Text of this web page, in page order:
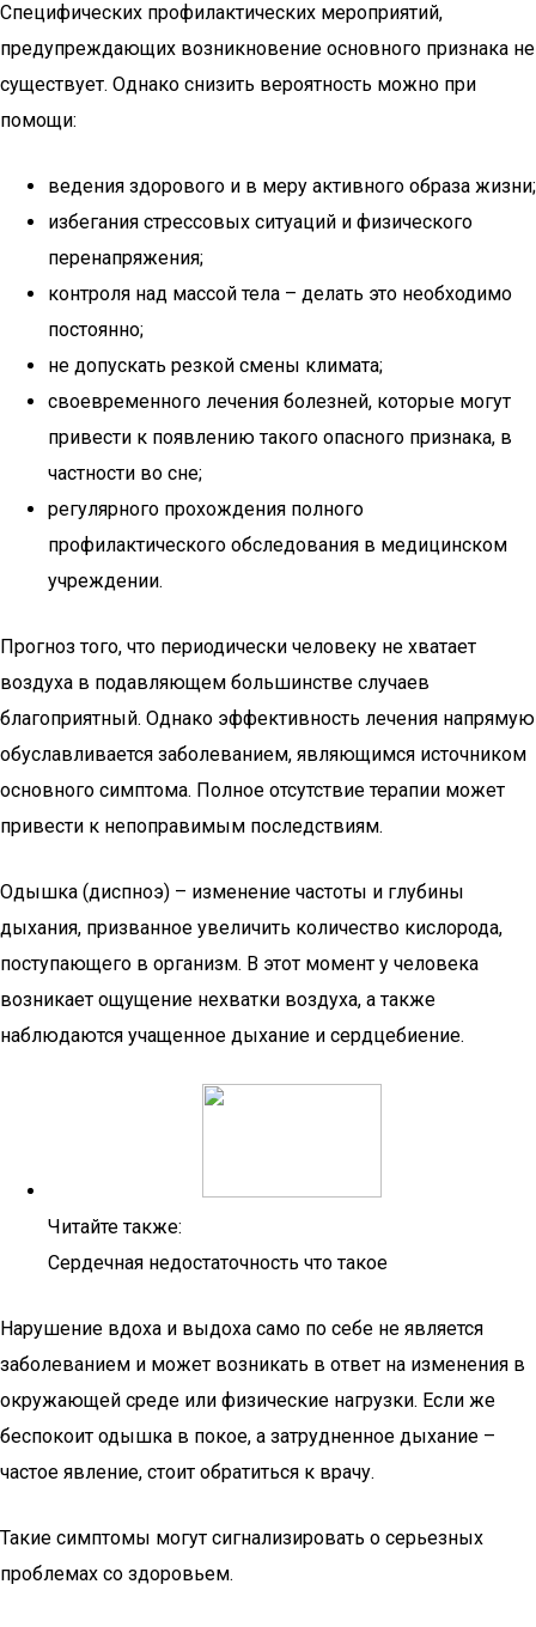
Специфических профилактических мероприятий,
предупреждающих возникновение основного признака не
существует. Однако снизить вероятность можно при
помощи:
ведения здорового и в меру активного образа жизни;
избегания стрессовых ситуаций и физического
перенапряжения;
контроля над массой тела – делать это необходимо
постоянно;
не допускать резкой смены климата;
своевременного лечения болезней, которые могут
привести к появлению такого опасного признака, в
частности во сне;
регулярного прохождения полного
профилактического обследования в медицинском
учреждении.
Прогноз того, что периодически человеку не хватает
воздуха в подавляющем большинстве случаев
благоприятный. Однако эффективность лечения напрямую
обуславливается заболеванием, являющимся источником
основного симптома. Полное отсутствие терапии может
привести к непоправимым последствиям.
Одышка (диспноэ) – изменение частоты и глубины
дыхания, призванное увеличить количество кислорода,
поступающего в организм. В этот момент у человека
возникает ощущение нехватки воздуха, а также
наблюдаются учащенное дыхание и сердцебиение.
Читайте также:
Сердечная недостаточность что такое
Нарушение вдоха и выдоха само по себе не является
заболеванием и может возникать в ответ на изменения в
окружающей среде или физические нагрузки. Если же
беспокоит одышка в покое, а затрудненное дыхание –
частое явление, стоит обратиться к врачу.
Такие симптомы могут сигнализировать о серьезных
проблемах со здоровьем.